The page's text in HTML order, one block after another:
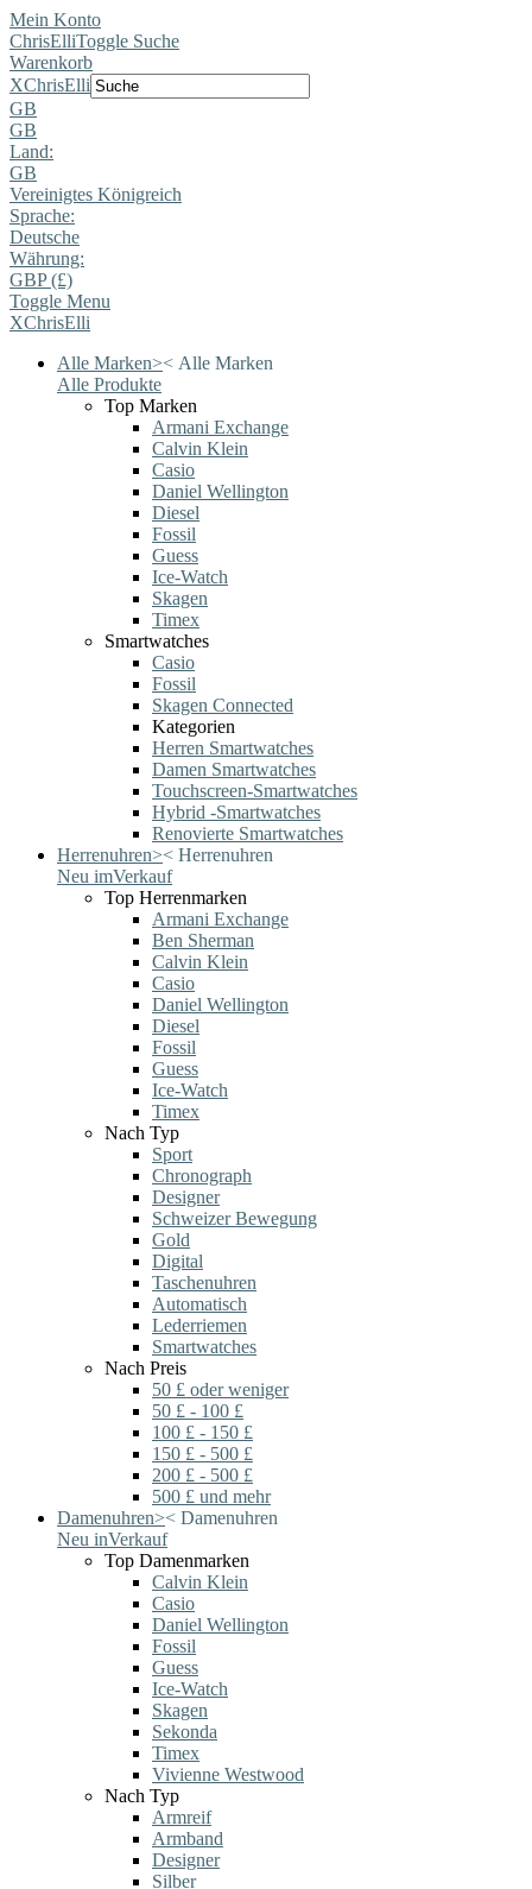
Mein Konto
ChrisElliToggle Suche
Warenkorb
XChrisElli
GB
GB
Land:
GB
Vereinigtes Königreich
Sprache:
Deutsche
Währung:
GBP (£)
Toggle Menu
XChrisElli
Alle Marken>< Alle Marken
Alle Produkte
Top Marken
Armani Exchange
Calvin Klein
Casio
Daniel Wellington
Diesel
Fossil
Guess
Ice-Watch
Skagen
Timex
Smartwatches
Casio
Fossil
Skagen Connected
Kategorien
Herren Smartwatches
Damen Smartwatches
Touchscreen-Smartwatches
Hybrid -Smartwatches
Renovierte Smartwatches
Herrenuhren>< Herrenuhren
Neu imVerkauf
Top Herrenmarken
Armani Exchange
Ben Sherman
Calvin Klein
Casio
Daniel Wellington
Diesel
Fossil
Guess
Ice-Watch
Timex
Nach Typ
Sport
Chronograph
Designer
Schweizer Bewegung
Gold
Digital
Taschenuhren
Automatisch
Lederriemen
Smartwatches
Nach Preis
50 £ oder weniger
50 £ - 100 £
100 £ - 150 £
150 £ - 500 £
200 £ - 500 £
500 £ und mehr
Damenuhren>< Damenuhren
Neu inVerkauf
Top Damenmarken
Calvin Klein
Casio
Daniel Wellington
Fossil
Guess
Ice-Watch
Skagen
Sekonda
Timex
Vivienne Westwood
Nach Typ
Armreif
Armband
Designer
Silber